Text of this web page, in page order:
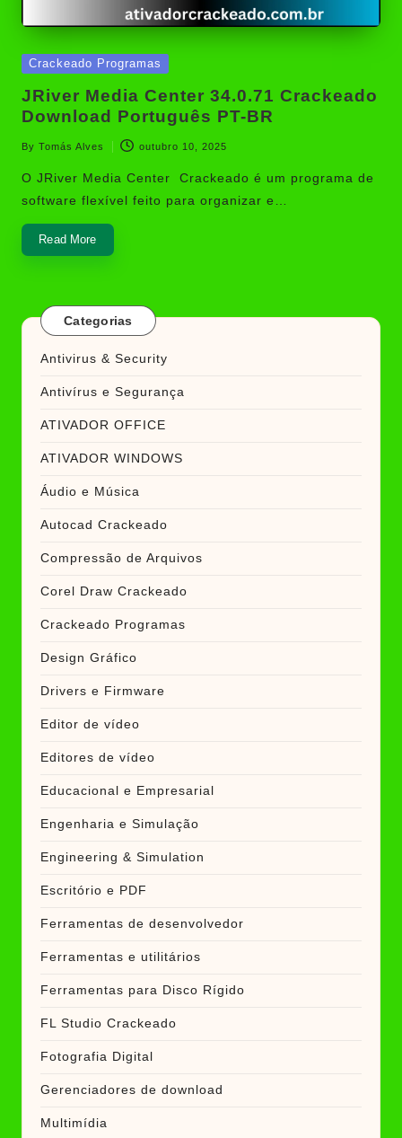
Posted
Crackeado Programas
JRiver Media Center 34.0.71 Crackeado
Download Português PT-BR
Posted
by
By Tomás Alves outubro 10, 2025
O JRiver Media Center Crackeado é um programa de
software flexível feito para organizar e…
Read More
Categorias
Antivirus & Security
Antivírus e Segurança
ATIVADOR OFFICE
ATIVADOR WINDOWS
Áudio e Música
Autocad Crackeado
Compressão de Arquivos
Corel Draw Crackeado
Crackeado Programas
Design Gráfico
Drivers e Firmware
Editor de vídeo
Editores de vídeo
Educacional e Empresarial
Engenharia e Simulação
Engineering & Simulation
Escritório e PDF
Ferramentas de desenvolvedor
Ferramentas e utilitários
Ferramentas para Disco Rígido
FL Studio Crackeado
Fotografia Digital
Gerenciadores de download
Multimídia